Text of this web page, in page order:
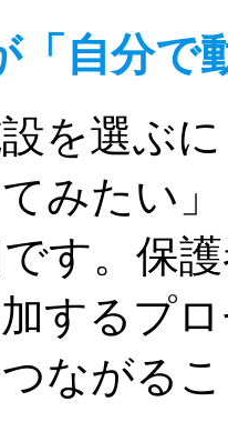
自分で
を選ぶ
みたい
す。保
するプ
ながる